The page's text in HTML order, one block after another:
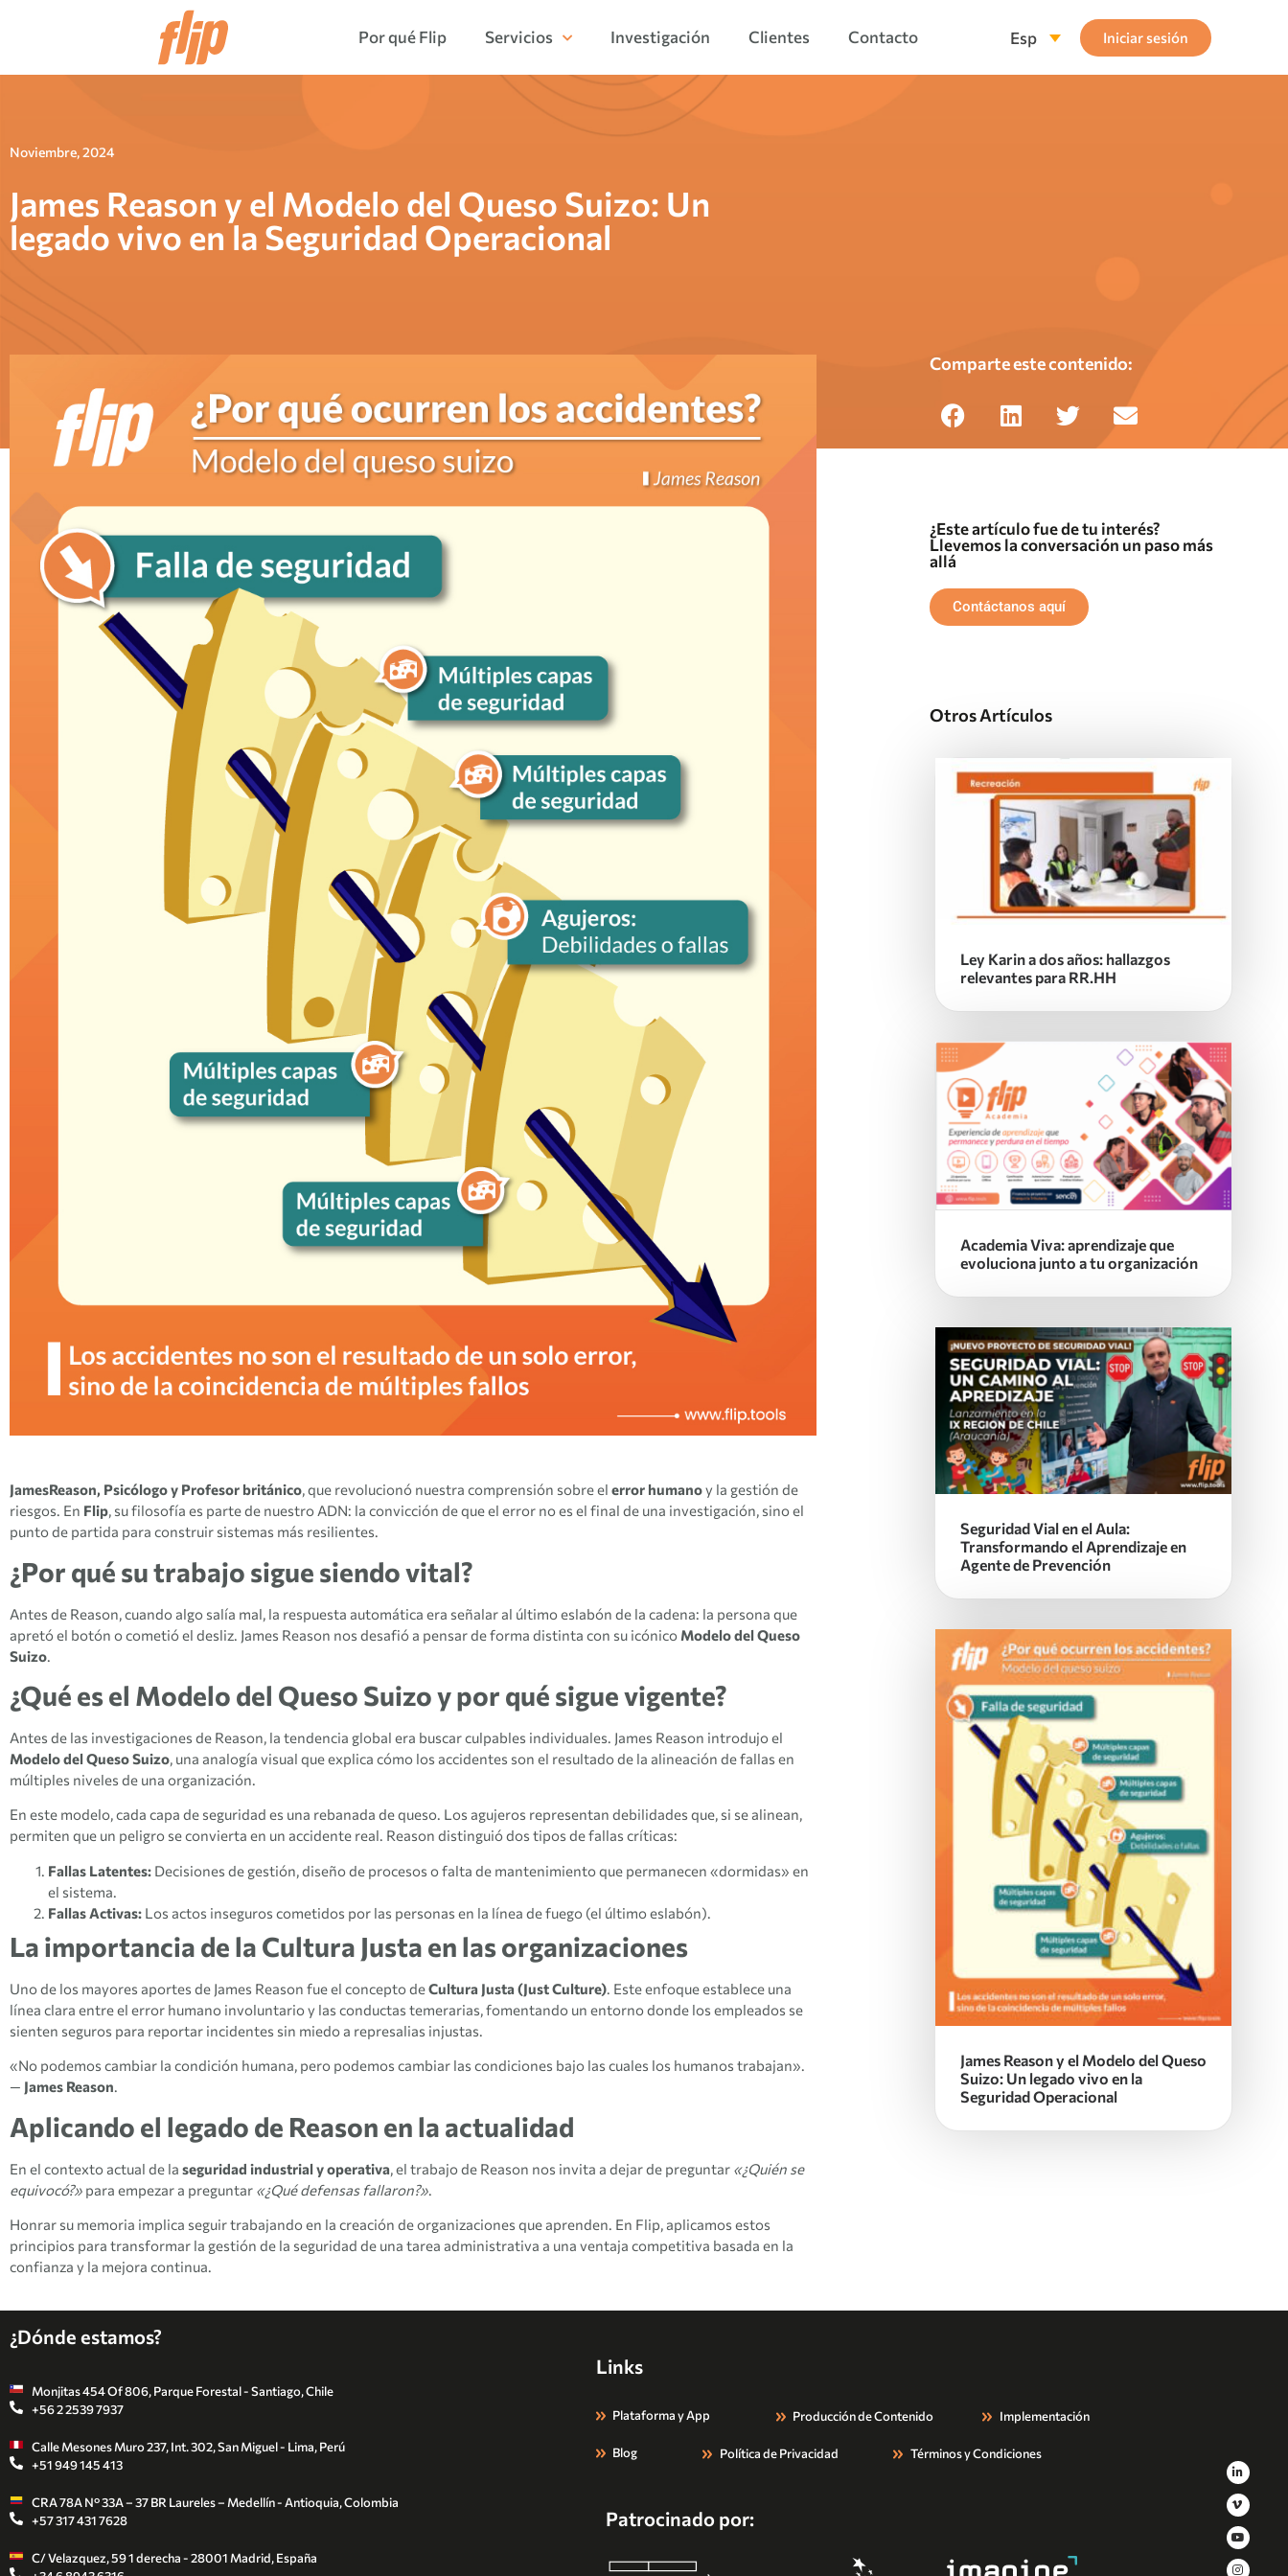
Por qué Flip Servicios Investigación Clientes Contacto Esp Iniciar sesión
Noviembre, 2024
James Reason y el Modelo del Queso Suizo: Un
legado vivo en la Seguridad Operacional
JamesReason, Psicólogo y Profesor británico, que revolucionó nuestra comprensión sobre el error humanoy la gestión de
riesgos. En Flip, su filosofía es parte de nuestro ADN: la convicción de que el error no es el final de una investigación, sino el
punto de partida para construir sistemas más resilientes.
¿Por qué su trabajo sigue siendo vital?
Antes de Reason, cuando algo salía mal, la respuesta automática era señalar al último eslabón de la cadena: la persona que
apretó el botón o cometió el desliz. James Reason nos desafió a pensar de forma distinta con su icónico Modelo del Queso
Suizo.
¿Qué es el Modelo del Queso Suizo y por qué sigue vigente?
Antes de las investigaciones de Reason, la tendencia global era buscar culpables individuales. James Reason introdujo el
Modelo del Queso Suizo, una analogía visual que explica cómo los accidentes son el resultado de la alineación de fallas en
múltiples niveles de una organización.
En este modelo, cada capa de seguridad es una rebanada de queso. Los agujeros representan debilidades que, si se alinean,
permiten que un peligro se convierta en un accidente real. Reason distinguió dos tipos de fallas críticas:
Fallas Latentes: Decisiones de gestión, diseño de procesos o falta de mantenimiento que permanecen «dormidas» en
el sistema.
Fallas Activas: Los actos inseguros cometidos por las personas en la línea de fuego (el último eslabón).
La importancia de la Cultura Justa en las organizaciones
Uno de los mayores aportes de James Reason fue el concepto deCultura Justa (Just Culture). Este enfoque establece una
línea clara entre el error humano involuntario y las conductas temerarias, fomentando un entorno donde los empleados se
sienten seguros para reportar incidentes sin miedo a represalias injustas.
«No podemos cambiar la condición humana, pero podemos cambiar las condiciones bajo las cuales los humanos trabajan».
— James Reason.
Aplicando el legado de Reason en la actualidad
En el contexto actual de la seguridad industrial y operativa, el trabajo de Reason nos invita a dejar de preguntar «¿Quién se
equivocó?» para empezar a preguntar «¿Qué defensas fallaron?».
Honrar su memoria implica seguir trabajando en la creación de organizaciones que aprenden. En Flip, aplicamos estos
principios para transformar la gestión de la seguridad de una tarea administrativa a una ventaja competitiva basada en la
confianza y la mejora continua.
Comparte este contenido:
¿Este artículo fue de tu interés?
Llevemos la conversación un paso más
allá
Contáctanos aquí
Otros Artículos
Ley Karin a dos años: hallazgos
relevantes para RR.HH
Academia Viva: aprendizaje que
evoluciona junto a tu organización
Seguridad Vial en el Aula:
Transformando el Aprendizaje en
Agente de Prevención
James Reason y el Modelo del Queso
Suizo: Un legado vivo en la
Seguridad Operacional
¿Dónde estamos?
Monjitas 454 Of 806, Parque Forestal - Santiago, Chile
+56 2 2539 7937
Calle Mesones Muro 237, Int. 302, San Miguel - Lima, Perú
+51 949 145 413
CRA 78A N° 33A – 37 BR Laureles – Medellín - Antioquia, Colombia
+57 317 431 7628
C/ Velazquez, 59 1 derecha - 28001 Madrid, España
Links
Plataforma y App Producción de Contenido Implementación
Blog Política de Privacidad Términos y Condiciones
Patrocinado por: